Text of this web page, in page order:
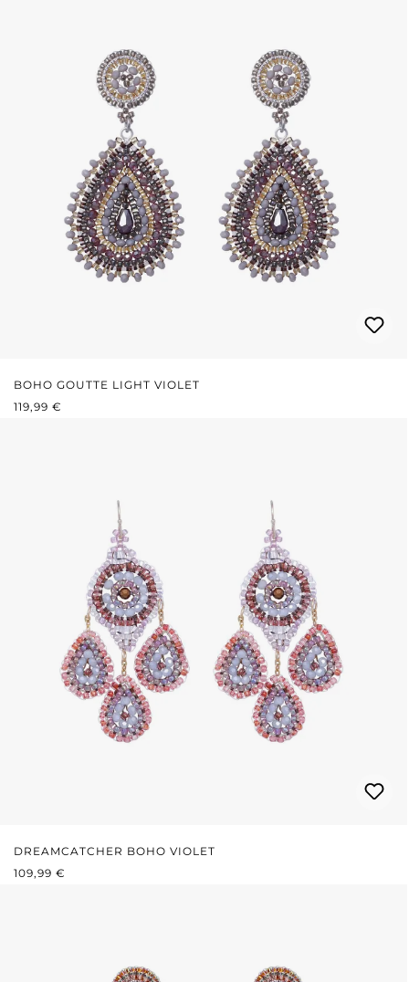
BOHO GOUTTE LIGHT VIOLET
PRIX RÉGULIER :
119,99 €
DREAMCATCHER BOHO VIOLET
PRIX RÉGULIER :
109,99 €